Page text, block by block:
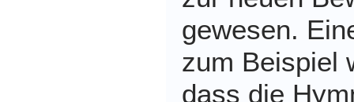
gewesen.
zum Beispiel
dass die